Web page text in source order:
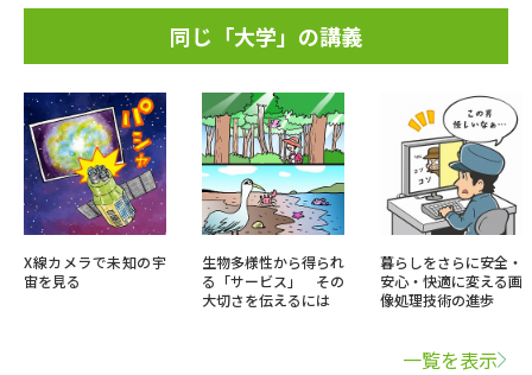
同じ「大学」の講義
X線カメラで未知の宇
宙を見る
生物多様性から得られ
る「サービス」 その
大切さを伝えるには
暮らしをさらに安全・
安心・快適に変える画
像処理技術の進歩
一覧を表示